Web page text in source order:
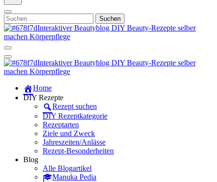
Suchen
nach:
Manuka Magic – Natürlich schön:
Dein interaktiver DIY Beautyblog
Manuka Magic – Natürlich schön:
Dein interaktiver DIY Beautyblog
Dein persönlicher interaktiver DIY Beautyblog
Home
DIY Rezepte
Rezept suchen
DIY Rezeptkategorie
Rezeptarten
Ziele und Zweck
Jahreszeiten/Anlässe
Rezept-Besonderheiten
Blog
Alle Blogartikel
Manuka Pedia